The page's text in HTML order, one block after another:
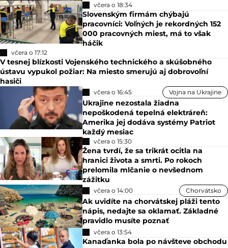
včera o 18:34
Slovenským firmám chýbajú
pracovníci: Voľných je rekordných 152
000 pracovných miest, má to však
háčik
včera o 17:12
V tesnej blízkosti Vojenského technického a skúšobného
ústavu vypukol požiar: Na miesto smerujú aj dobrovoľní
hasiči
včera o 16:45 Vojna na Ukrajine
Ukrajine nezostala žiadna
nepoškodená tepelná elektráreň:
Amerika jej dodáva systémy Patriot
každý mesiac
včera o 15:30
Žena tvrdí, že sa trikrát ocitla na
hranici života a smrti. Po rokoch
prelomila mlčanie o nevšednom
zážitku
včera o 14:00 Chorvátsko
Ak uvidíte na chorvátskej pláži tento
nápis, nedajte sa oklamať. Základné
pravidlo musíte poznať
včera o 13:54
Kanaďanka bola po návšteve obchodu